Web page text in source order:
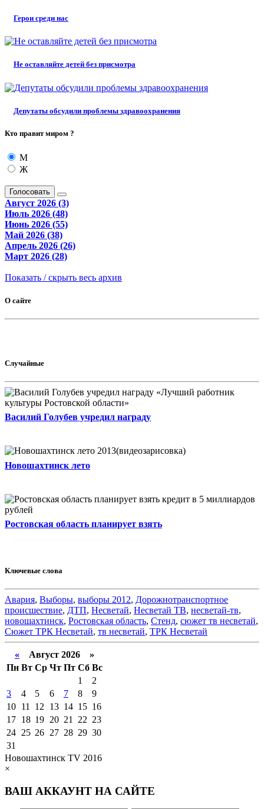
Герои среди нас
Не оставляйте детей без присмотра
Депутаты обсудили проблемы здравоохранения
Кто правит миром ?
М
Ж
Голосовать
Август 2026 (3)
Июль 2026 (48)
Июнь 2026 (55)
Май 2026 (38)
Апрель 2026 (26)
Март 2026 (28)
Показать / скрыть весь архив
О сайте
Случайные
Василий Голубев учредил награду
Новошахтинск лето
Ростовская область планирует взять
Ключевые слова
Авария, Выборы, выборы 2012, Дорожнотранспортное
происшествие, ДТП, Несветай, Несветай ТВ, несветай-тв,
новошахтинск, Ростовская область, Стенд, сюжет тв несветай,
Сюжет ТРК Несветай, тв несветай, ТРК Несветай
« Август 2026 »
Пн Вт Ср Чт Пт Сб Вс
1
2
3
4 5 6 7 8
9
10 11 12 13 14 15 16
17 18 19 20 21 22 23
24 25 26 27 28 29 30
31
Новошахтинск TV 2016
×
ВАШ АККАУНТ НА САЙТЕ